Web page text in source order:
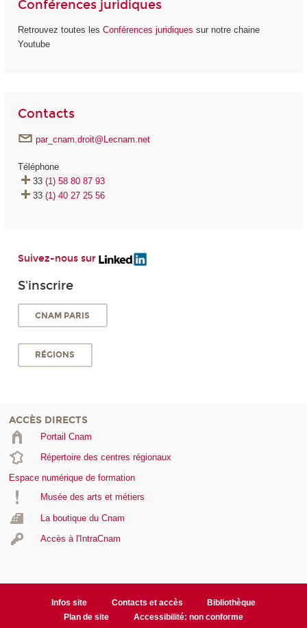
Conférences juridiques
Retrouvez toutes les Conférences juridiques sur notre chaine
Youtube
Contacts
par_cnam.droit@Lecnam.net
Téléphone
33 (1) 58 80 87 93
33 (1) 40 27 25 56
Suivez-nous sur
S'inscrire
CNAM PARIS
RÉGIONS
ACCÈS DIRECTS
Portail Cnam
Répertoire des centres régionaux
Espace numérique de formation
Musée des arts et métiers
La boutique du Cnam
Accès à l'IntraCnam
Infos site Contacts et accès
Bibliothèque
Plan de site
Accessibilité: non conforme